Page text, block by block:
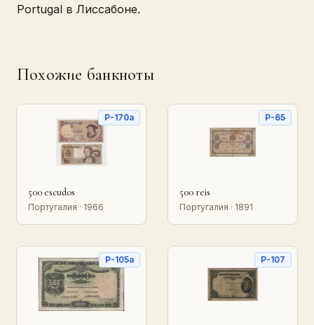
Portugal в Лиссабоне.
Похожие банкноты
P-170a
500 escudos
Португалия · 1966
P-65
500 reis
Португалия · 1891
P-105a P-107